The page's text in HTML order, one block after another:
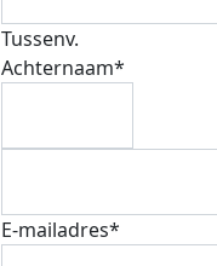
Tussenv.
Achternaam*
E-mailadres*